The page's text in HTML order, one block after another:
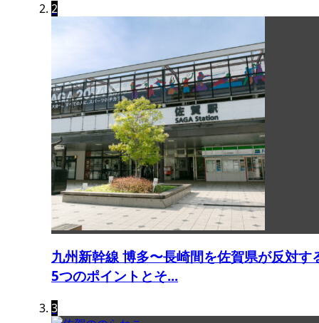
2
九州新幹線 博多〜長崎間を佐賀県が反対す
5つのポイントとそ...
3